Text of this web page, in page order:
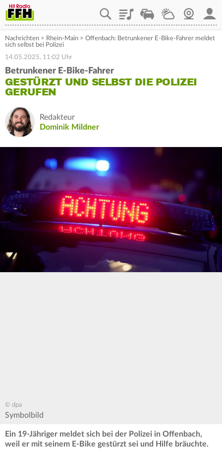
PlaylistStaupilotWetterWebcam
Nachrichten > Rhein-Main > Offenbach: Betrunkener E-Bike-Fahrer meldet
sich selbst bei Polizei
14.05.2025, 11:02 Uhr
Betrunkener E-Bike-Fahrer
GESTÜRZT UND SELBST DIE POLIZEI
GERUFEN
Redakteur
Dominik Mildner
© dpa
Symbolbild
Ein 19-Jähriger meldet sich bei der Polizei in Offenbach,
weil er mit seinem E-Bike gestürzt sei und Hilfe bräuchte.